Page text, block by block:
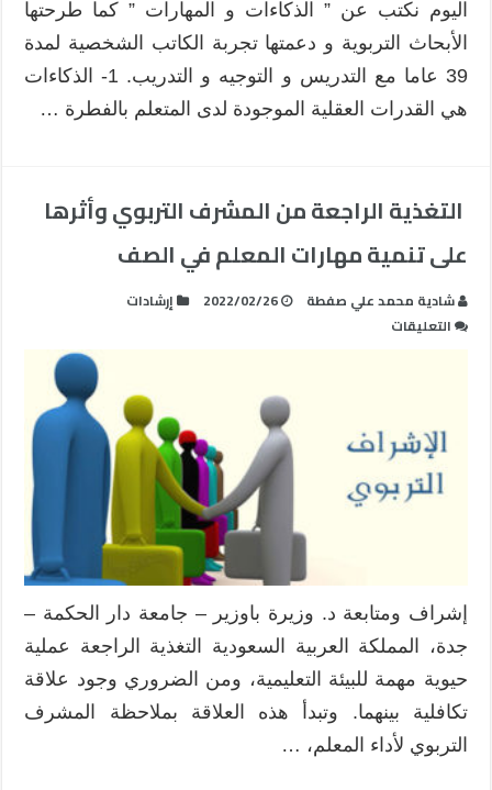
اليوم نكتب عن ” الذكاءات و المهارات ” كما طرحتها
الأبحاث التربوية و دعمتها تجربة الكاتب الشخصية لمدة
39 عاما مع التدريس و التوجيه و التدريب. 1- الذكاءات
هي القدرات العقلية الموجودة لدى المتعلم بالفطرة …
التغذية الراجعة من المشرف التربوي وأثرها
على تنمية مهارات المعلم في الصف
شادية محمد علي صفطة 2022/02/26
إرشادات
التعليقات
المشرف
التربوي
وأثرها
على
في
الصف
مغلقة
إشراف ومتابعة د. وزيرة باوزير – جامعة دار الحكمة –
جدة، المملكة العربية السعودية التغذية الراجعة عملية
حيوية مهمة للبيئة التعليمية، ومن الضروري وجود علاقة
تكافلية بينهما. وتبدأ هذه العلاقة بملاحظة المشرف
التربوي لأداء المعلم، …